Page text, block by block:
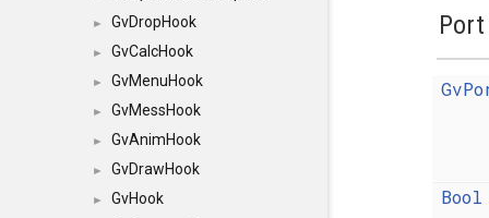
► GvDropHook
► GvCalcHook
► GvMenuHook
► GvMessHook
► GvAnimHook
► GvDrawHook
► GvHook
Port
Bool